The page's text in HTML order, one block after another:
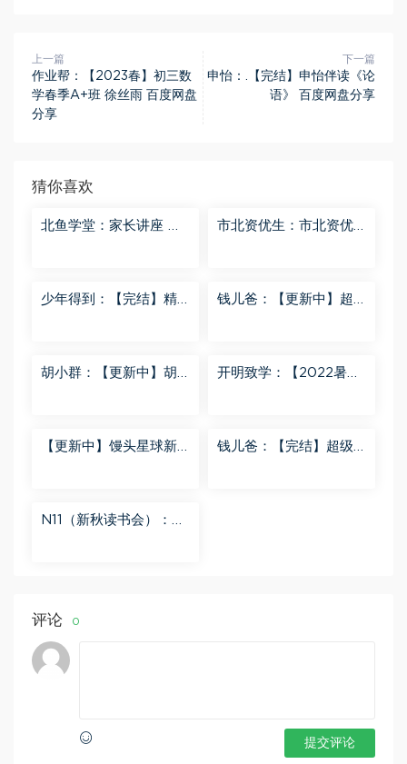
上一篇
作业帮：【2023春】初三数
学春季A+班 徐丝雨 百度网盘
分享
下一篇
申怡：.【完结】申怡伴读《论
语》 百度网盘分享
猜你喜欢
北鱼学堂：家长讲座 百
市北资优生：市北资优
少年得到：【完结】精
钱儿爸：【更新中】超
胡小群：【更新中】胡
开明致学：【2022暑
【更新中】馒头星球新
钱儿爸：【完结】超级
N11（新秋读书会）：
评论 0
提交评论